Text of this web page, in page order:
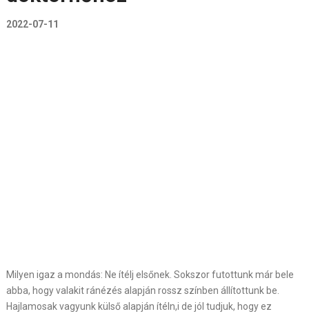
2022-07-11
Milyen igaz a mondás: Ne ítélj elsőnek. Sokszor futottunk már bele
abba, hogy valakit ránézés alapján rossz színben állítottunk be.
Hajlamosak vagyunk külső alapján ítéln,i de jól tudjuk, hogy ez